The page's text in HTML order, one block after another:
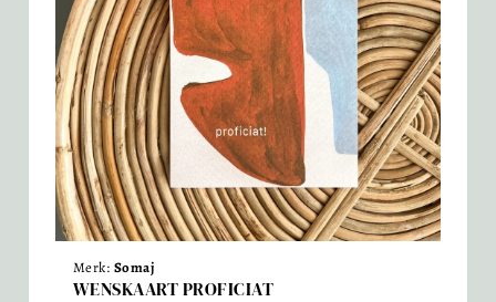
Merk: Somaj
WENSKAART PROFICIAT